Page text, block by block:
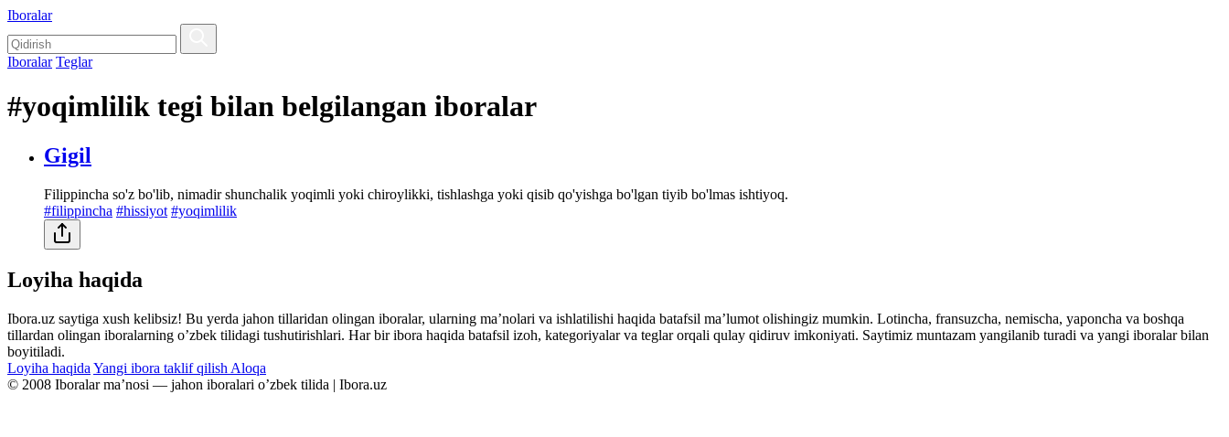
Iboralar
Iboralar Teglar
#yoqimlilik tegi bilan belgilangan iboralar
Gigil
Filippincha so'z bo'lib, nimadir shunchalik yoqimli yoki chiroylikki, tishlashga yoki qisib qo'yishga bo'lgan tiyib bo'lmas ishtiyoq.
#filippincha #hissiyot #yoqimlilik
Loyiha haqida
Ibora.uz saytiga xush kelibsiz! Bu yerda jahon tillaridan olingan iboralar, ularning maʼnolari va ishlatilishi haqida batafsil maʼlumot olishingiz mumkin. Lotincha, fransuzcha, nemischa, yaponcha va boshqa
tillardan olingan iboralarning oʼzbek tilidagi tushutirishlari. Har bir ibora haqida batafsil izoh, kategoriyalar va teglar orqali qulay qidiruv imkoniyati. Saytimiz muntazam yangilanib turadi va yangi iboralar bilan
boyitiladi.
Loyiha haqida Yangi ibora taklif qilish Aloqa
© 2008 Iboralar maʼnosi — jahon iboralari oʼzbek tilida | Ibora.uz